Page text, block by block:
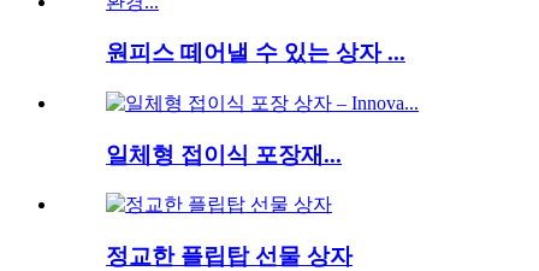
원피스 떼어낼 수 있는 상자 ...
일체형 접이식 포장재...
정교한 플립탑 선물 상자